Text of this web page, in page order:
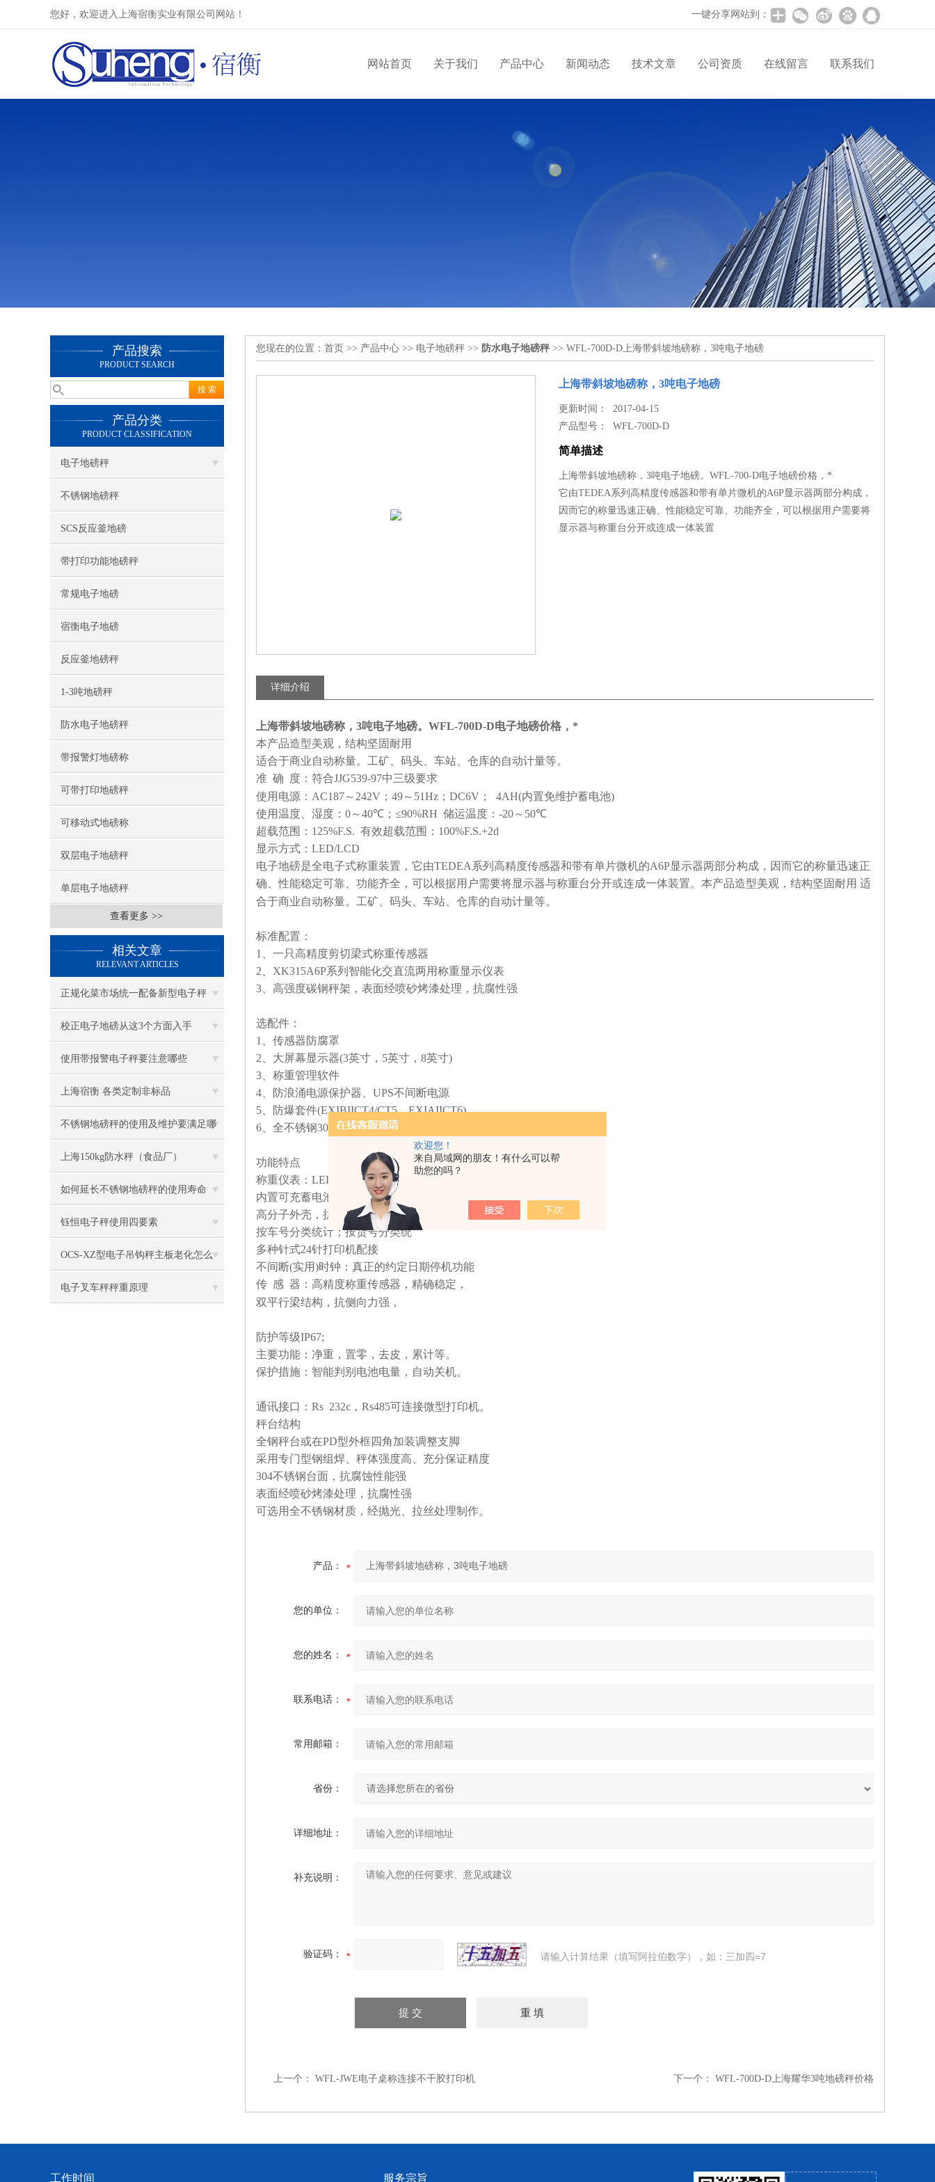
欢迎您！
来自局域网的朋友！有什么可以帮
助您的吗？
您好，欢迎进入上海宿衡实业有限公司网站！ 一键分享网站到：
网站首页 关于我们 产品中心 新闻动态 技术文章 公司资质 在线留言 联系我们
产品搜索
PRODUCT SEARCH
产品分类
PRODUCT CLASSIFICATION
电子地磅秤
不锈钢地磅秤
SCS反应釜地磅
带打印功能地磅秤
常规电子地磅
宿衡电子地磅
反应釜地磅秤
1-3吨地磅秤
防水电子地磅秤
带报警灯地磅称
可带打印地磅秤
可移动式地磅称
双层电子地磅秤
单层电子地磅秤
查看更多 >>
相关文章
RELEVANT ARTICLES
正规化菜市场统一配备新型电子秤
校正电子地磅从这3个方面入手
使用带报警电子秤要注意哪些
上海宿衡 各类定制非标品
不锈钢地磅秤的使用及维护要满足哪
些要求
上海150kg防水秤（食品厂）
如何延长不锈钢地磅秤的使用寿命
钰恒电子秤使用四要素
OCS-XZ型电子吊钩秤主板老化怎么
办？
电子叉车秤秤重原理
您现在的位置： 首页 >> 产品中心 >> 电子地磅秤 >> 防水电子地磅秤 >> WFL-700D-D上海带斜坡地磅称，3吨电子地磅
上海带斜坡地磅称，3吨电子地磅
更新时间： 2017-04-15
产品型号：WFL-700D-D
简单描述
上海带斜坡地磅称，3吨电子地磅。WFL-700-D电子地磅价格，*
它由TEDEA系列高精度传感器和带有单片微机的A6P显示器两部分构成，
因而它的称量迅速正确、性能稳定可靠、功能齐全，可以根据用户需要将
显示器与称重台分开或连成一体装置
详细介绍
上海带斜坡地磅称，3吨电子地磅。WFL-700D-D电子地磅价格，*
本产品造型美观，结构坚固耐用
适合于商业自动称量。工矿、码头、车站、仓库的自动计量等。
准 确 度：符合JJG539-97中三级要求
使用电源： AC187～ 242V ； 49～ 51Hz ； DC6V ； 4AH(内置免维护蓄电池)
使用温度、湿度： 0～40℃ ； ≤90%RH 储运温度： -20～ 50℃
超载范围： 125%F.S. 有效超载范围： 100%F.S.+2d
显示方式： LED/LCD
电子地磅是全电子式称重装置，它由TEDEA系列高精度传感器和带有单片微机的A6P显示器两部分构成，因而它的称量迅速正
确、性能稳定可靠、功能齐全，可以根据用户需要将显示器与称重台分开或连成一体装置。本产品造型美观，结构坚固耐用 适
合于商业自动称量。工矿、码头、车站、仓库的自动计量等。
标准配置：
1
、一只高精度剪切梁式称重传感器
2
XK315A6P系列智能化交直流两用称重显示仪表
3 、高强度碳钢秤架，表面经喷砂烤漆处理，抗腐性强
选配件：
1
、传感器防腐罩
2 、大屏幕显示器(3英寸， 5英寸， 8英寸)
3 、称重管理软件
4 、防浪涌电源保护器、 UPS不间断电源
5 、防爆套件(EXIBIICT4/CT5，EXIAIICT6)
6 、全不锈钢304 号，防水，防腐蚀
功能特点
称重仪表： LED
数码显示，清晰易读，
内置可充蓄电池，交直流两用
高分子外壳，抗*力出色
按车号分类统计；按货号分类统
多种针式24针打印机配接
不间断(实用)时钟：真正的约定日期停机功能
传 感 器：高精度称重传感器，精确稳定，
双平行梁结构，抗侧向力强，
防护等级IP67;
主要功能：净重，置零，去皮，累计等。
保护措施：智能判别电池电量，自动关机。
通讯接口： Rs 232c ， Rs485可连接微型打印机。
秤台结构
全钢秤台或在PD型外框四角加装调整支脚
采用专门型钢组焊、秤体强度高、充分保证精度
304不锈钢台面，抗腐蚀性能强
表面经喷砂烤漆处理，抗腐性强
可选用全不锈钢材质，经抛光、拉丝处理制作。
产品：
您的单位：
您的姓名：
联系电话：
常用邮箱：
省份：
详细地址：
补充说明：
验证码： 请输入计算结果（填写阿拉伯数字），如：三加四=7
上一个： WFL-JWE电子桌称连接不干胶打印机 下一个： WFL-700D-D上海耀华3吨地磅秤价格
工作时间 服务宗旨